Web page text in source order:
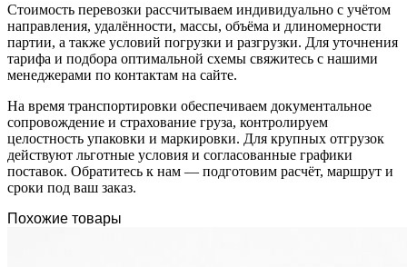
Стоимость перевозки рассчитываем индивидуально с учётом
направления, удалённости, массы, объёма и длиномерности
партии, а также условий погрузки и разгрузки. Для уточнения
тарифа и подбора оптимальной схемы свяжитесь с нашими
менеджерами по контактам на сайте.
На время транспортировки обеспечиваем документальное
сопровождение и страхование груза, контролируем
целостность упаковки и маркировки. Для крупных отгрузок
действуют льготные условия и согласованные графики
поставок. Обратитесь к нам — подготовим расчёт, маршрут и
сроки под ваш заказ.
Похожие товары